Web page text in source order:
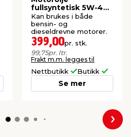
fullsyntetisk 5W-40 -
4 liter
Kan brukes i både
bensin- og
dieseldrevne motorer.
399,00pr. stk.
99,75pr. ltr.
Frakt m.m. legges til
Nettbutikk Butikk
Se mer